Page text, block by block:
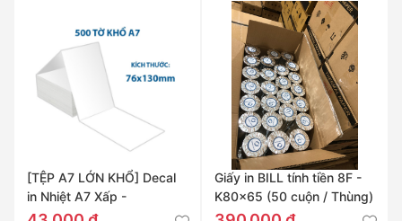
[TỆP A7 LỚN KHỔ] Decal
in Nhiệt A7 Xấp -
76x130mm
Giấy in BILL tính tiền 8F -
K80x65 (50 cuộn / Thùng)